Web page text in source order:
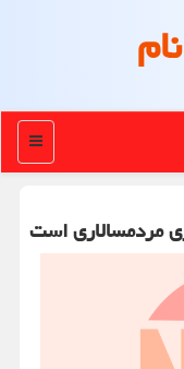
منو
مردمسالاری است